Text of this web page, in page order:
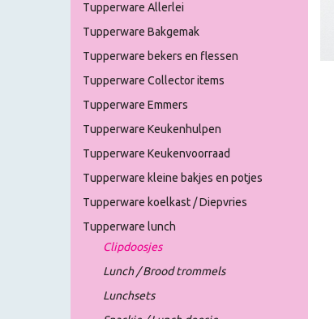
Tupperware Allerlei
Tupperware Bakgemak
Tupperware bekers en flessen
Tupperware Collector items
Tupperware Emmers
Tupperware Keukenhulpen
Tupperware Keukenvoorraad
Tupperware kleine bakjes en potjes
Tupperware koelkast / Diepvries
Tupperware lunch
Clipdoosjes
Lunch / Brood trommels
Lunchsets